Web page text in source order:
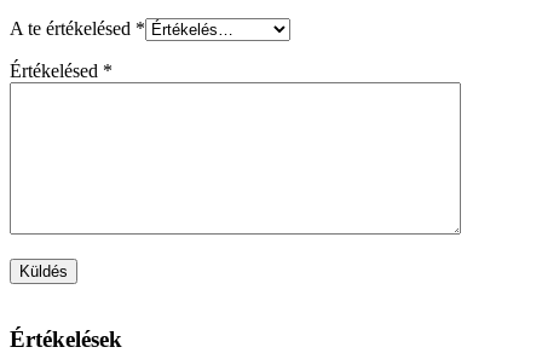
A te értékelésed *
Értékelésed *
Értékelések